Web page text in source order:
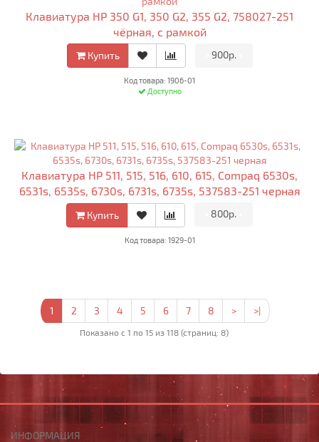
Клавиатура HP 350 G1, 350 G2, 355 G2, 758027-251
чёрная, с рамкой
Купить 900р.
Код товара: 1906-01
Доступно
Клавиатура HP 511, 515, 516, 610, 615, Compaq 6530s,
6531s, 6535s, 6730s, 6731s, 6735s, 537583-251 черная
Купить 800р.
Код товара: 1929-01
1 2 3 4 5 6 7 8 > >|
Показано с 1 по 15 из 118 (страниц: 8)
ИНФОРМАЦИЯ